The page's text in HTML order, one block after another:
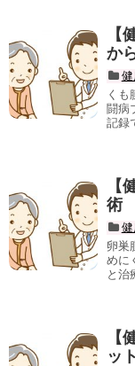
【
か
くも
闘病
記録
【
術
卵巣
めに
と治
ッ